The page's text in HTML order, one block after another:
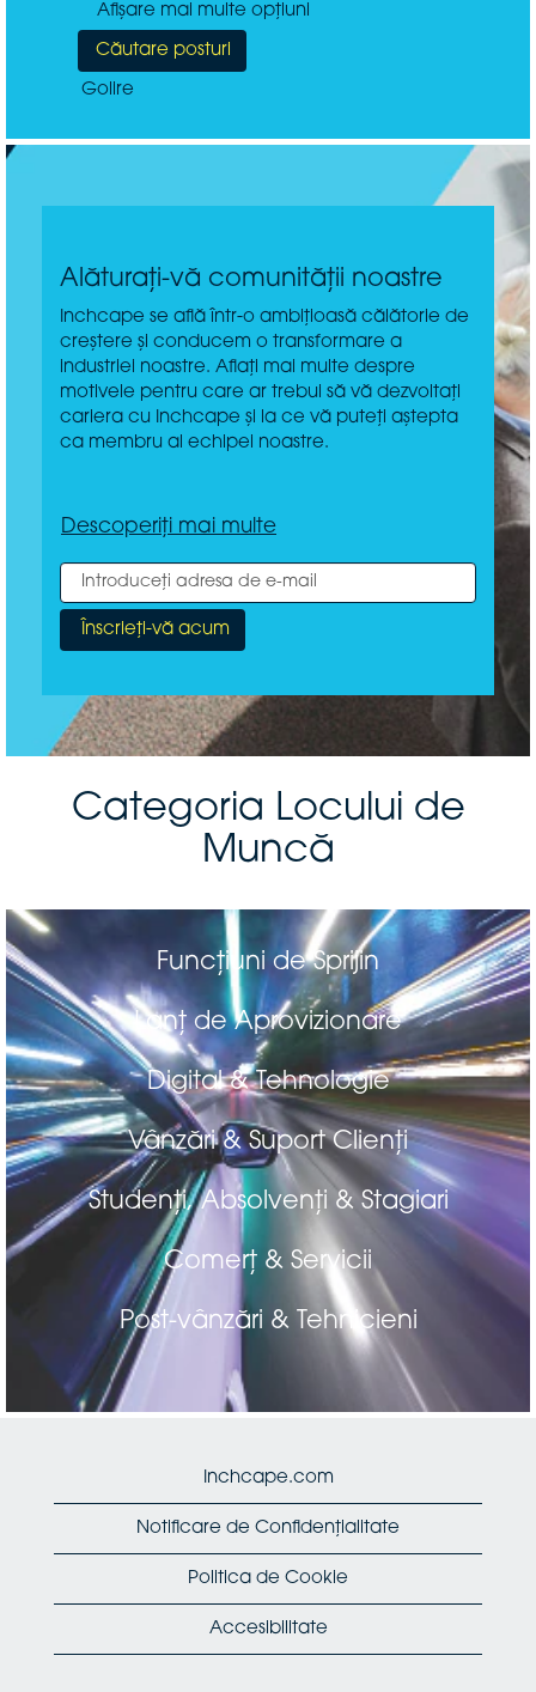
Afișare mai multe opțiuni
Golire
Alăturați-vă comunității noastre
Inchcape se află într-o ambițioasă călătorie de
creștere și conducem o transformare a
industriei noastre. Aflați mai multe despre
motivele pentru care ar trebui să vă dezvoltați
cariera cu Inchcape și la ce vă puteți aștepta
ca membru al echipei noastre.
Descoperiți mai multe
Categoria Locului de
Muncă
Funcțiuni de Sprijin
Lanț de Aprovizionare
Digital & Tehnologie
Vânzări & Suport Clienți
Studenți, Absolvenți & Stagiari
Comerț & Servicii
Post-vânzări & Tehnicieni
Inchcape.com
Notificare de Confidențialitate
Politica de Cookie
Accesibilitate